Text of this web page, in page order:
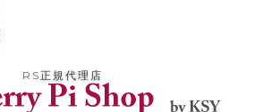
RS正規代理店